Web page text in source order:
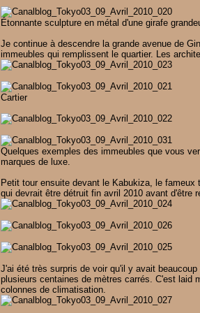
Étonnante sculpture en métal d'une girafe
Je continue à descendre la grande avenue de
immeubles qui remplissent le quartier. Les
Cartier
Quelques exemples des immeubles que vous
marques de luxe.
Petit tour ensuite devant le Kabukiza, le
qui devrait être détruit fin avril 2010 avant d'être
J'ai été très surpris de voir qu'il y avait
plusieurs centaines de mètres carrés. C'est laid
colonnes de climatisation.